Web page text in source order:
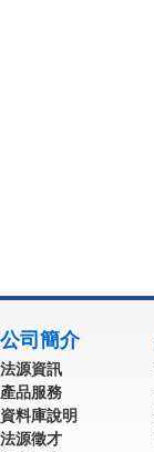
公司簡介
法源資訊
產品服務
資料庫說明
法源徵才